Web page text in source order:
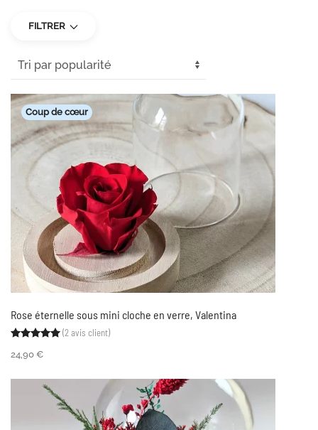
FILTRER
Rose éternelle sous mini cloche en verre, Valentina
Coup de cœur
Noté5.00sur 5 basé sur
2
(2avis client)
24,90 €